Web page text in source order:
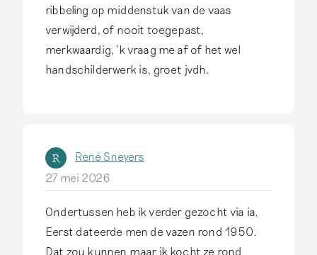
H
e
e
f
e
t
s
n
ribbeling op middenstuk van de vaas
verwijderd, of nooit toegepast,
merkwaardig, 'k vraag me af of het wel
handschilderwerk is, groet jvdh.
R
René Sneyers
27 mei 2026
Ondertussen heb ik verder gezocht via ia.
Eerst dateerde men de vazen rond 1950.
Dat zou kunnen maar ik kocht ze rond